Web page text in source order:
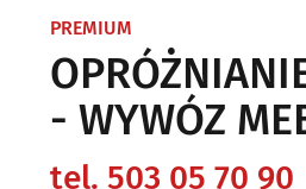
PREMIUM
- WYWÓZ
tel. 503 05 70 90